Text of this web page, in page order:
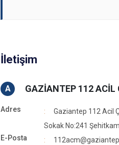
İletişim
A GAZİANTEP 112 ACİL
Adres
Gaziantep 112 Acil
Sokak No:241
E-Posta